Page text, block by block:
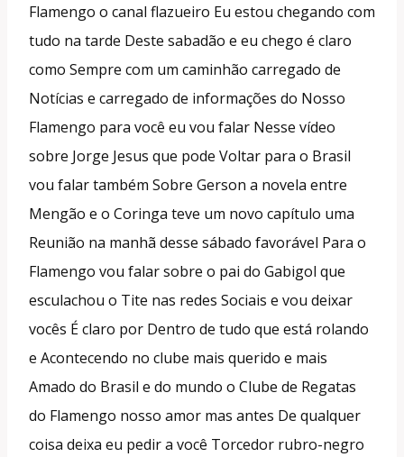
Flamengo o canal flazueiro Eu estou chegando com
tudo na tarde Deste sabadão e eu chego é claro
como Sempre com um caminhão carregado de
Notícias e carregado de informações do Nosso
Flamengo para você eu vou falar Nesse vídeo
sobre Jorge Jesus que pode Voltar para o Brasil
vou falar também Sobre Gerson a novela entre
Mengão e o Coringa teve um novo capítulo uma
Reunião na manhã desse sábado favorável Para o
Flamengo vou falar sobre o pai do Gabigol que
esculachou o Tite nas redes Sociais e vou deixar
vocês É claro por Dentro de tudo que está rolando
e Acontecendo no clube mais querido e mais
Amado do Brasil e do mundo o Clube de Regatas
do Flamengo nosso amor mas antes De qualquer
coisa deixa eu pedir a você Torcedor rubro-negro